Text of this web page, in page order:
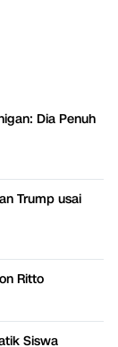
Dia Penuh
Trump usai
Ritto
Siswa